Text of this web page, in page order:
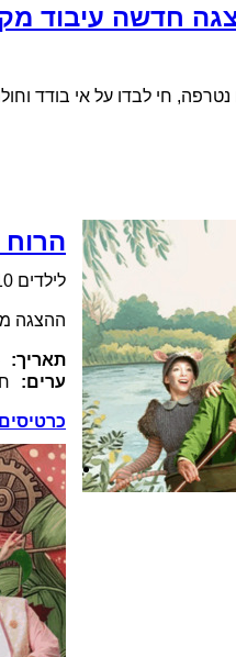
חדשה עיבוד
נטרפה, חי לבדו על אי בודד
לילדים 4-10
ההצגה
תאריך:
ערים: